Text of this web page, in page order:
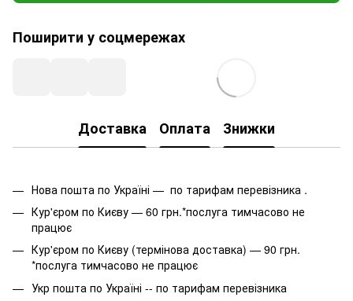
Поширити у соцмережах
Доставка Оплата Знижки
Нова пошта по Україні — по тарифам перевізника .
Кур'єром по Києву — 60 грн.*послуга тимчасово не
працює
Кур'єром по Києву (термінова доставка) — 90 грн.
*послуга тимчасово не працює
Укр пошта по Україні -- по тарифам перевізника